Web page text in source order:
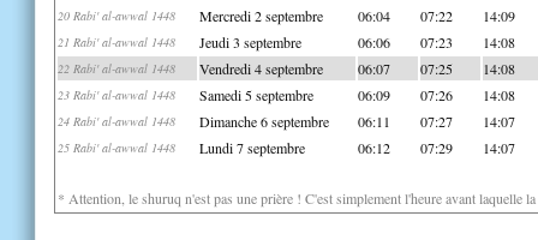
20 Rabi' al-awwal 1448 Mercredi 2 septembre 06:04 07:22 14:09
21 Rabi' al-awwal 1448 Jeudi 3 septembre 06:06 07:23 14:08
22 Rabi' al-awwal 1448 Vendredi 4 septembre 06:07 07:25 14:08
23 Rabi' al-awwal 1448 Samedi 5 septembre 06:09 07:26 14:08
24 Rabi' al-awwal 1448 Dimanche 6 septembre 06:11 07:27 14:07
25 Rabi' al-awwal 1448 Lundi 7 septembre 06:12 07:29 14:07
* Attention, le shuruq n'est pas une prière ! C'est simplement l'heure avant laquelle